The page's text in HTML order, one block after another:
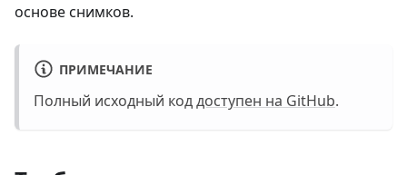
основе снимков.
ПРИМЕЧАНИЕ
Полный исходный коддоступен на GitHub.